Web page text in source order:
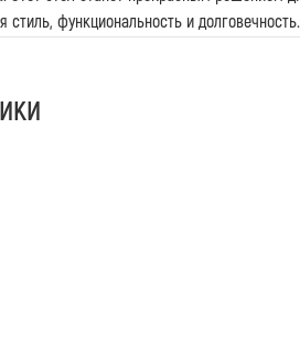
функциональность и долговечность.